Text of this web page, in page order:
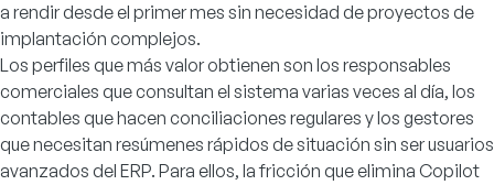
a rendir desde el primer mes sin necesidad de proyectos de
implantación complejos.
Los perfiles que más valor obtienen son los responsables
comerciales que consultan el sistema varias veces al día, los
contables que hacen conciliaciones regulares y los gestores
que necesitan resúmenes rápidos de situación sin ser usuarios
avanzados del ERP. Para ellos, la fricción que elimina Copilot